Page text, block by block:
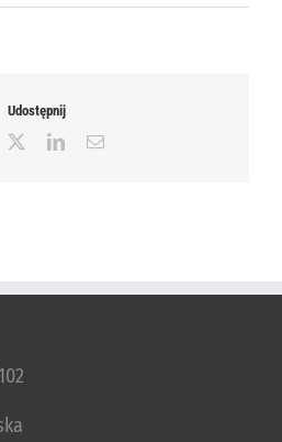
Udostępnij
LinkedInEmail